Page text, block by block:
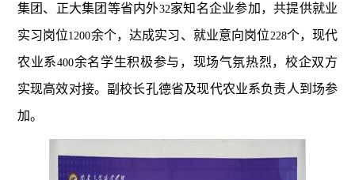
集团、正大集团等省内外32家知名企业参加，共提供就业
实习岗位1200余个，达成实习、就业意向岗位228个，现代
农业系400余名学生积极参与，现场气氛热烈，校企双方
实现高效对接。副校长孔德省及现代农业系负责人到场参
加。